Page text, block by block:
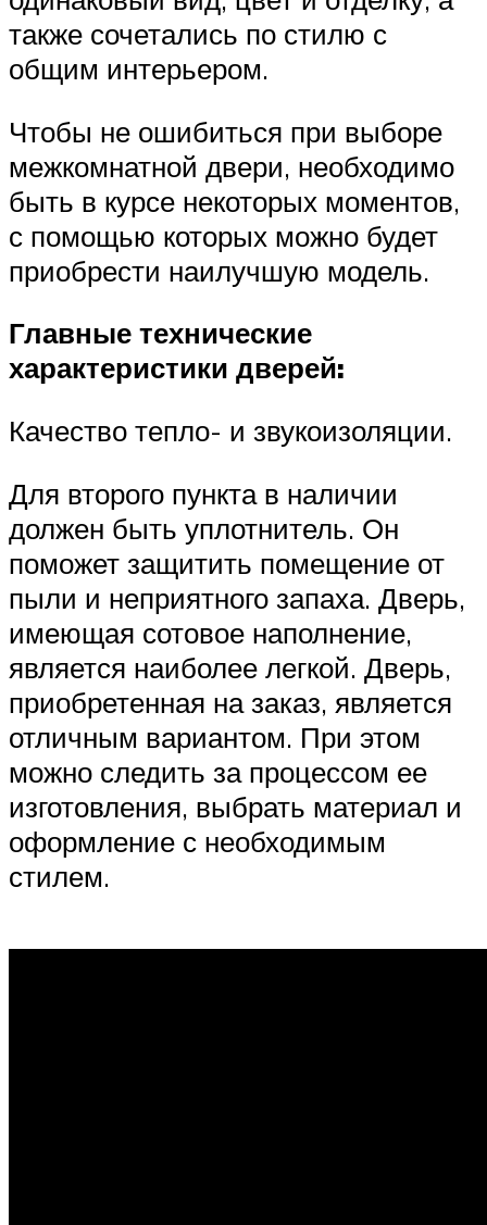
также сочетались по стилю с
общим интерьером.
Чтобы не ошибиться при выборе
межкомнатной двери, необходимо
быть в курсе некоторых моментов,
с помощью которых можно будет
приобрести наилучшую модель.
Главные технические
характеристики дверей:
Качество тепло- и звукоизоляции.
Для второго пункта в наличии
должен быть уплотнитель. Он
поможет защитить помещение от
пыли и неприятного запаха. Дверь,
имеющая сотовое наполнение,
является наиболее легкой. Дверь,
приобретенная на заказ, является
отличным вариантом. При этом
можно следить за процессом ее
изготовления, выбрать материал и
оформление с необходимым
стилем.